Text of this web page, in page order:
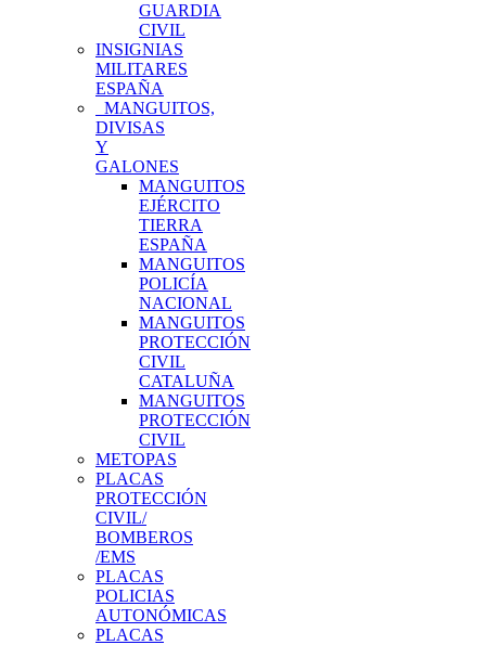
GUARDIA
CIVIL
INSIGNIAS
MILITARES
ESPAÑA
MANGUITOS,
DIVISAS
Y
GALONES
MANGUITOS
EJÉRCITO
TIERRA
ESPAÑA
MANGUITOS
POLICÍA
NACIONAL
MANGUITOS
PROTECCIÓN
CIVIL
CATALUÑA
MANGUITOS
PROTECCIÓN
CIVIL
METOPAS
PLACAS
PROTECCIÓN
CIVIL/
BOMBEROS
/EMS
PLACAS
POLICIAS
AUTONÓMICAS
PLACAS